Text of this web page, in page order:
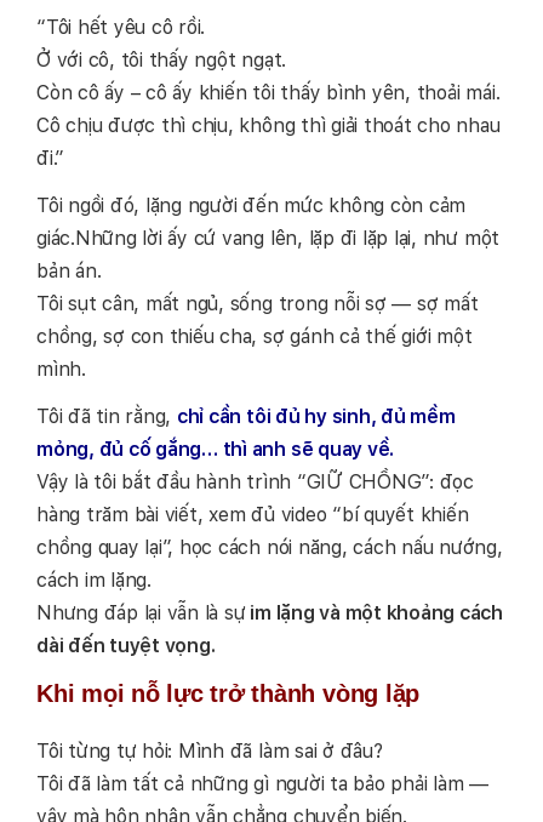
“Tôi hết yêu cô rồi.
Ở với cô, tôi thấy ngột ngạt.
Còn cô ấy – cô ấy khiến tôi thấy bình yên, thoải mái.
Cô chịu được thì chịu, không thì giải thoát cho nhau
đi.”
Tôi ngồi đó, lặng người đến mức không còn cảm
giác.Những lời ấy cứ vang lên, lặp đi lặp lại, như một
bản án.
Tôi sụt cân, mất ngủ, sống trong nỗi sợ — sợ mất
chồng, sợ con thiếu cha, sợ gánh cả thế giới một
mình.
Tôi đã tin rằng, chỉ cần tôi đủ hy sinh, đủ mềm
mỏng, đủ cố gắng… thì anh sẽ quay về.
Vậy là tôi bắt đầu hành trình “GIỮ CHỒNG”: đọc
hàng trăm bài viết, xem đủ video “bí quyết khiến
chồng quay lại”, học cách nói năng, cách nấu nướng,
cách im lặng.
Nhưng đáp lại vẫn là sự im lặng và một khoảng cách
dài đến tuyệt vọng.
Khi mọi nỗ lực trở thành vòng lặp
Tôi từng tự hỏi: Mình đã làm sai ở đâu?
Tôi đã làm tất cả những gì người ta bảo phải làm —
vậy mà hôn nhân vẫn chẳng chuyển biến.